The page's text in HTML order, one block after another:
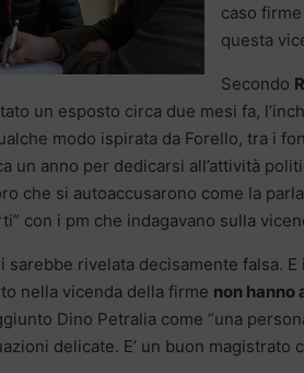
caso
questa
Secondo
un esposto circa due mesi fa,
modo ispirata da Forello, tra i
un anno per dedicarsi all’attività
che si autoaccusarono come la
con i pm che indagavano sulla
sarebbe rivelata decisamente falsa.
nella vicenda della firme non hanno
Dino Petralia come “una
delicate. E’ un buon